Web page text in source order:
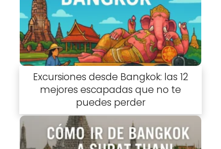
Excursiones desde Bangkok: las 12
mejores escapadas que no te
puedes perder